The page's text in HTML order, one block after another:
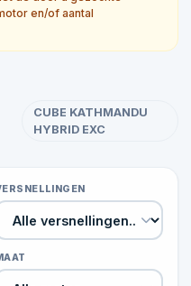
en/of aantal
CUBE KATHMANDU
HYBRID EXC